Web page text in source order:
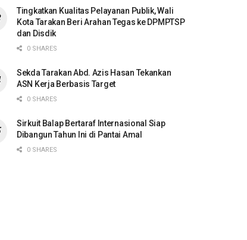
Tingkatkan Kualitas Pelayanan Publik, Wali
Kota Tarakan Beri Arahan Tegas ke DPMPTSP
dan Disdik
0 SHARES
Sekda Tarakan Abd. Azis Hasan Tekankan
ASN Kerja Berbasis Target
0 SHARES
Sirkuit Balap Bertaraf Internasional Siap
Dibangun Tahun Ini di Pantai Amal
0 SHARES